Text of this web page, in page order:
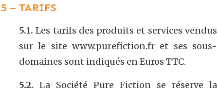
5 – TARIFS
5.1. Les tarifs des produits et services vendus
sur le site www.purefiction.fr et ses sous-
domaines sont indiqués en Euros TTC.
5.2. La Société Pure Fiction se réserve la